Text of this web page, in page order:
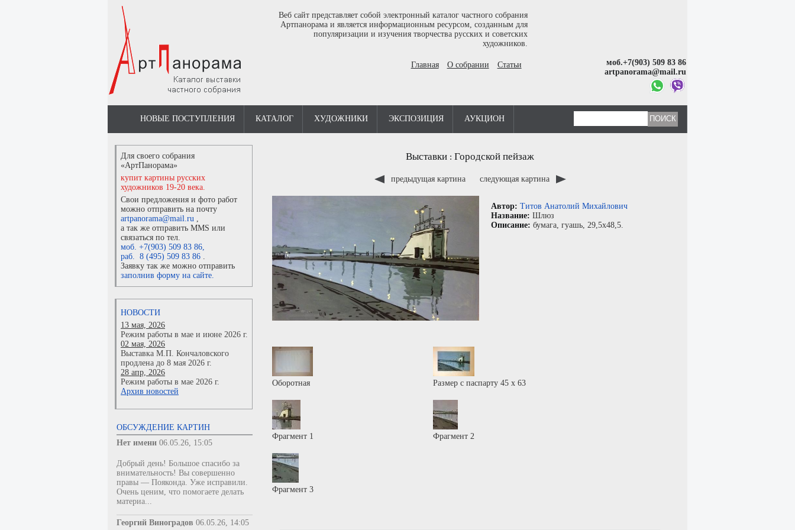
Веб сайт представляет собой электронный каталог частного собрания
Артпанорама и является информационным ресурсом, созданным для
популяризации и изучения творчества русских и советских
художников.
Главная О собрании Статьи
моб.+7(903) 509 83 86
artpanorama@mail.ru
НОВЫЕ ПОСТУПЛЕНИЯ КАТАЛОГ ХУДОЖНИКИ ЭКСПОЗИЦИЯ АУКЦИОН
Для своего собрания
«АртПанорама»
купит картины русских
художников 19-20 века.
Свои предложения и фото работ
можно отправить на почту
artpanorama@mail.ru ,
а так же отправить MMS или
связаться по тел.
моб. +7(903) 509 83 86,
раб. 8 (495) 509 83 86 .
Заявку так же можно отправить
заполнив форму на сайте.
НОВОСТИ
13 мая, 2026
Режим работы в мае и июне 2026 г.
02 мая, 2026
Выставка М.П. Кончаловского
продлена до 8 мая 2026 г.
28 апр, 2026
Режим работы в мае 2026 г.
Архив новостей
ОБСУЖДЕНИЕ КАРТИН
Нет имени 06.05.26, 15:05
Добрый день! Большое спасибо за
внимательность! Вы совершенно
правы — Пояконда. Уже исправили.
Очень ценим, что помогаете делать
материа...
Георгий Виноградов 06.05.26, 14:05
Выставки : Городской пейзаж
предыдущая картина следующая картина
Автор: Титов Анатолий Михайлович
Название: Шлюз
Описание: бумага, гуашь, 29,5x48,5.
Оборотная Размер с паспарту 45 х 63
Фрагмент 1 Фрагмент 2
Фрагмент 3